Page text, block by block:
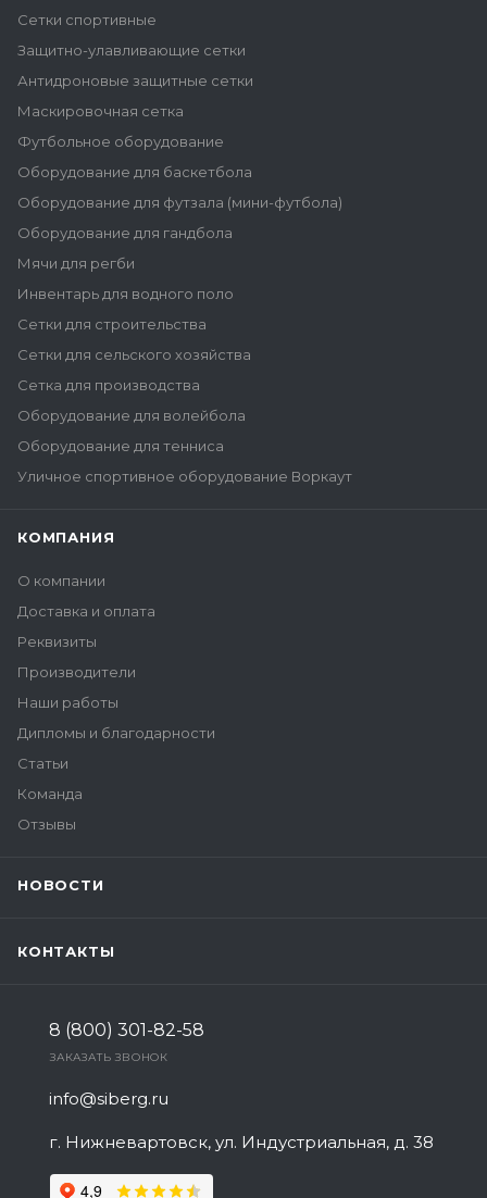
Сетки спортивные
Защитно-улавливающие сетки
Антидроновые защитные сетки
Маскировочная сетка
Футбольное оборудование
Оборудование для баскетбола
Оборудование для футзала (мини-футбола)
Оборудование для гандбола
Мячи для регби
Инвентарь для водного поло
Сетки для строительства
Сетки для сельского хозяйства
Сетка для производства
Оборудование для волейбола
Оборудование для тенниса
Уличное спортивное оборудование Воркаут
КОМПАНИЯ
О компании
Доставка и оплата
Реквизиты
Производители
Наши работы
Дипломы и благодарности
Статьи
Команда
Отзывы
НОВОСТИ
КОНТАКТЫ
8 (800) 301-82-58
ЗАКАЗАТЬ ЗВОНОК
info@siberg.ru
г. Нижневартовск, ул. Индустриальная, д. 38